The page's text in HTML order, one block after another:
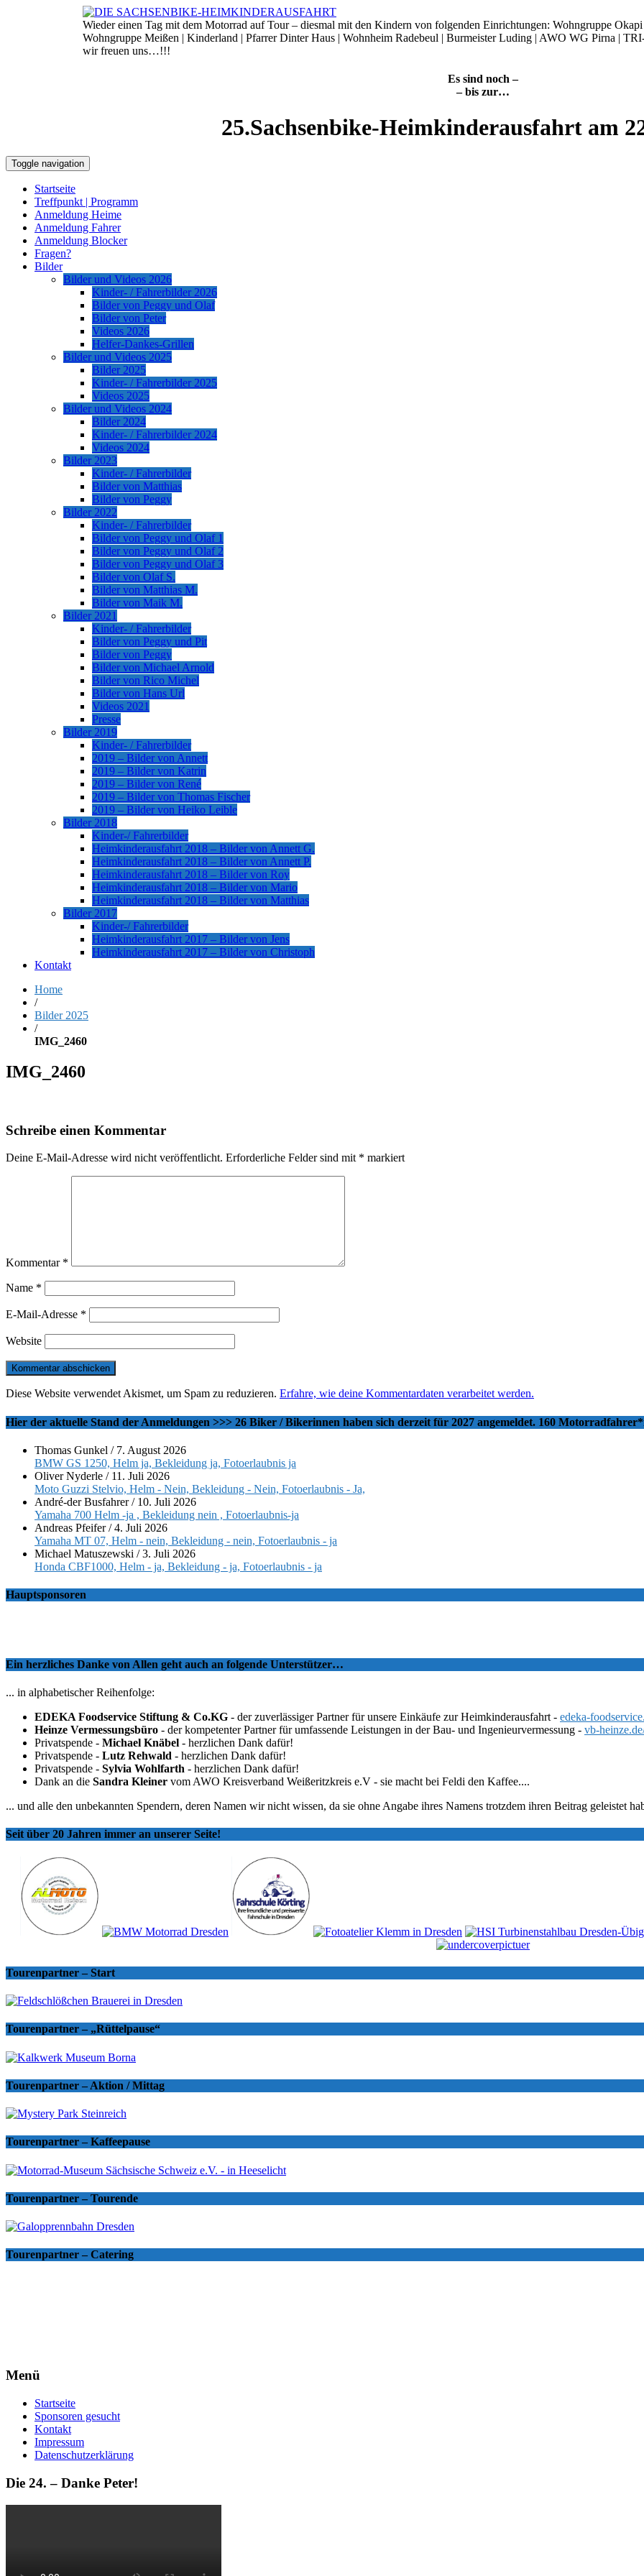
Wieder einen Tag mit dem Motorrad auf Tour – diesmal mit den Kindern von folgenden Einrichtungen: Wohngruppe
Wohngruppe Meißen | Kinderland | Pfarrer Dinter Haus | Wohnheim Radebeul | Burmeister Luding | AWO WG Pirna |
wir freuen uns…!!!
Es sind noch –
– bis zur…
25.Sachsenbike-Heimkinderausfahrt am
Toggle navigation
Startseite
Treffpunkt | Programm
Anmeldung Heime
Anmeldung Fahrer
Anmeldung Blocker
Fragen?
Bilder
Bilder und Videos 2026
Kinder- / Fahrerbilder 2026
Bilder von Peggy und Olaf
Bilder von Peter
Videos 2026
Helfer-Dankes-Grillen
Bilder und Videos 2025
Bilder 2025
Kinder- / Fahrerbilder 2025
Videos 2025
Bilder und Videos 2024
Bilder 2024
Kinder- / Fahrerbilder 2024
Videos 2024
Bilder 2023
Kinder- / Fahrerbilder
Bilder von Matthias
Bilder von Peggy
Bilder 2022
Kinder- / Fahrerbilder
Bilder von Peggy und Olaf 1
Bilder von Peggy und Olaf 2
Bilder von Peggy und Olaf 3
Bilder von Olaf S.
Bilder von Matthias M.
Bilder von Maik M.
Bilder 2021
Kinder- / Fahrerbilder
Bilder von Peggy und Pit
Bilder von Peggy
Bilder von Michael Arnold
Bilder von Rico Michel
Bilder von Hans Url
Videos 2021
Presse
Bilder 2019
Kinder- / Fahrerbilder
2019 – Bilder von Annett
2019 – Bilder von Katrin
2019 – Bilder von René
2019 – Bilder von Thomas Fischer
2019 – Bilder von Heiko Leible
Bilder 2018
Kinder-/ Fahrerbilder
Heimkinderausfahrt 2018 – Bilder von Annett G.
Heimkinderausfahrt 2018 – Bilder von Annett P.
Heimkinderausfahrt 2018 – Bilder von Roy
Heimkinderausfahrt 2018 – Bilder von Mario
Heimkinderausfahrt 2018 – Bilder von Matthias
Bilder 2017
Kinder-/ Fahrerbilder
Heimkinderausfahrt 2017 – Bilder von Jens
Heimkinderausfahrt 2017 – Bilder von Christoph
Kontakt
Home
/
Bilder 2025
/
IMG_2460
IMG_2460
Schreibe einen Kommentar
Deine E-Mail-Adresse wird nicht veröffentlicht. Erforderliche Felder sind mit * markiert
Kommentar *
Name *
E-Mail-Adresse *
Website
Diese Website verwendet Akismet, um Spam zu reduzieren. Erfahre, wie deine Kommentardaten verarbeitet werden.
Hier der aktuelle Stand der Anmeldungen >>> 26 Biker / Bikerinnen haben sich derzeit für 2027 angemeldet. 160
Thomas Gunkel / 7. August 2026
BMW GS 1250, Helm ja, Bekleidung ja, Fotoerlaubnis ja
Oliver Nyderle / 11. Juli 2026
Moto Guzzi Stelvio, Helm - Nein, Bekleidung - Nein, Fotoerlaubnis - Ja,
André-der Busfahrer/ 10. Juli 2026
Yamaha 700 Helm -ja , Bekleidung nein , Fotoerlaubnis-ja
Andreas Pfeifer/4. Juli 2026
Yamaha MT 07, Helm - nein, Bekleidung - nein, Fotoerlaubnis - ja
Michael Matuszewski /3. Juli 2026
Honda CBF1000, Helm - ja, Bekleidung - ja, Fotoerlaubnis - ja
Hauptsponsoren
Ein herzliches Danke von Allen geht auch an folgende Unterstützer…
... in alphabetischer Reihenfolge:
EDEKA Foodservice Stiftung & Co.KG - der zuverlässiger Partner für unsere Einkäufe zur Heimkinderausfahrt - edeka-
Heinze Vermessungsbüro - der kompetenter Partner für umfassende Leistungen in der Bau- und Ingenieurvermessung - vb-
Privatspende - Michael Knäbel - herzlichen Dank dafür!
Privatspende - Lutz Rehwald - herzlichen Dank dafür!
Privatspende - Sylvia Wohlfarth - herzlichen Dank dafür!
Dank an die Sandra Kleiner vom AWO Kreisverband Weißeritzkreis e.V - sie macht bei Feldi den Kaffee....
... und alle den unbekannten Spendern, deren Namen wir nicht wissen, da sie ohne Angabe ihres Namens trotzdem ihren Beitrag geleistet
Seit über 20 Jahren immer an unserer Seite!
Tourenpartner – Start
Tourenpartner – „Rüttelpause“
Tourenpartner – Aktion / Mittag
Tourenpartner – Kaffeepause
Tourenpartner – Tourende
Tourenpartner – Catering
Menü
Startseite
Sponsoren gesucht
Kontakt
Impressum
Datenschutzerklärung
Die 24. – Danke Peter!